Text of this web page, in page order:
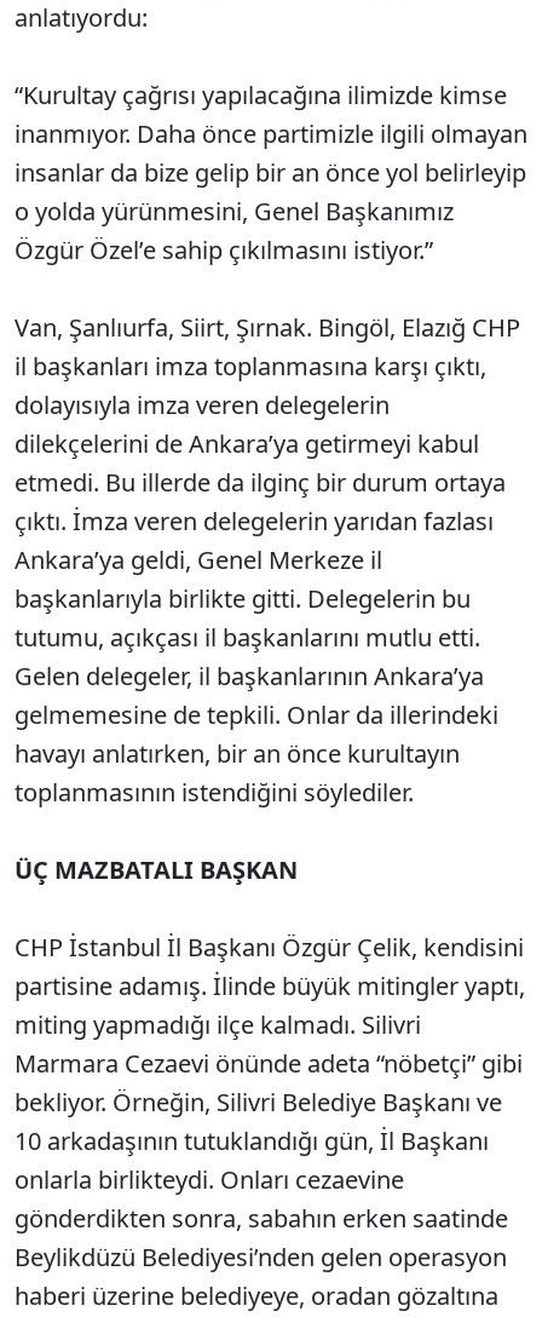
anlatıyordu:
“Kurultay çağrısı yapılacağına ilimizde kimse
inanmıyor. Daha önce partimizle ilgili olmayan
insanlar da bize gelip bir an önce yol belirleyip
o yolda yürünmesini, Genel Başkanımız
Özgür Özel’e sahip çıkılmasını istiyor.”
Van, Şanlıurfa, Siirt, Şırnak. Bingöl, Elazığ CHP
il başkanları imza toplanmasına karşı çıktı,
dolayısıyla imza veren delegelerin
dilekçelerini de Ankara’ya getirmeyi kabul
etmedi. Bu illerde da ilginç bir durum ortaya
çıktı. İmza veren delegelerin yarıdan fazlası
Ankara’ya geldi, Genel Merkeze il
başkanlarıyla birlikte gitti. Delegelerin bu
tutumu, açıkçası il başkanlarını mutlu etti.
Gelen delegeler, il başkanlarının Ankara’ya
gelmemesine de tepkili. Onlar da illerindeki
havayı anlatırken, bir an önce kurultayın
toplanmasının istendiğini söylediler.
ÜÇ MAZBATALI BAŞKAN
CHP İstanbul İl Başkanı Özgür Çelik, kendisini
partisine adamış. İlinde büyük mitingler yaptı,
miting yapmadığı ilçe kalmadı. Silivri
Marmara Cezaevi önünde adeta “nöbetçi” gibi
bekliyor. Örneğin, Silivri Belediye Başkanı ve
10 arkadaşının tutuklandığı gün, İl Başkanı
onlarla birlikteydi. Onları cezaevine
gönderdikten sonra, sabahın erken saatinde
Beylikdüzü Belediyesi’nden gelen operasyon
haberi üzerine belediyeye, oradan gözaltına